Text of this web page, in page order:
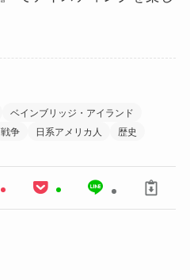
ベインブリッジ・アイランド
戦争 日系アメリカ人 歴史